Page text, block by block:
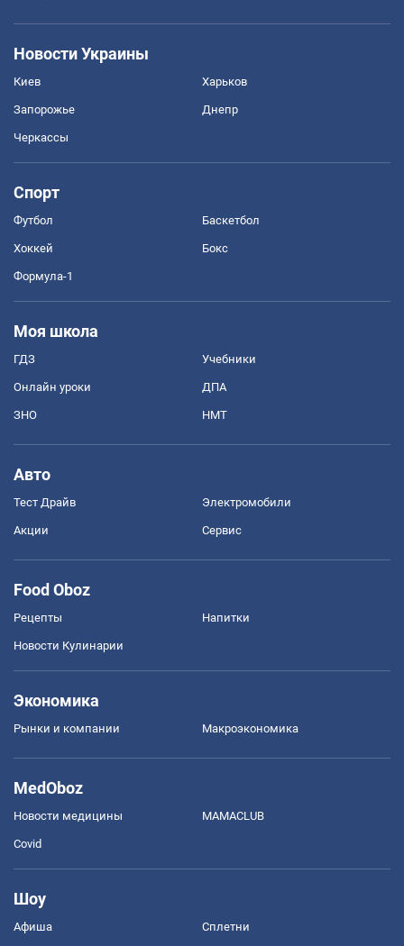
Новости Украины
Киев Харьков
Запорожье Днепр
Черкассы
Спорт
Футбол Баскетбол
Хоккей Бокс
Формула-1
Моя школа
ГДЗ Учебники
Онлайн уроки ДПА
ЗНО НМТ
Авто
Тест Драйв Электромобили
Акции Сервис
Food Oboz
Рецепты Напитки
Новости Кулинарии
Экономика
Рынки и компании Mакроэкономика
MedOboz
Новости медицины MAMACLUB
Covid
Шоу
Афиша Сплетни